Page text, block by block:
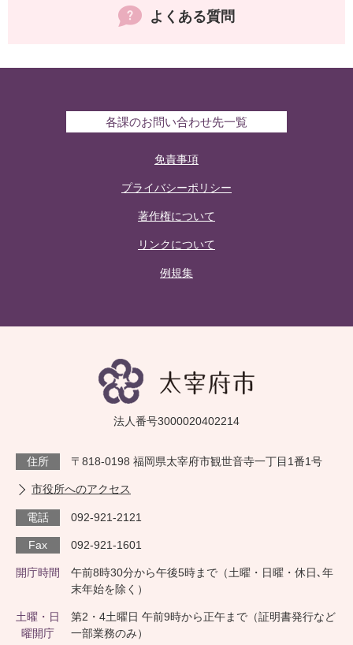
よくある質問
各課のお問い合わせ先一覧
免責事項
プライバシーポリシー
著作権について
リンクについて
例規集
法人番号3000020402214
住所 〒818-0198 福岡県太宰府市観世音寺一丁目1番1号
市役所へのアクセス
電話 092-921-2121
Fax 092-921-1601
開庁時間
午前8時30分から午後5時まで（土曜・日曜・休日､年
末年始を除く）
土曜・日
曜開庁
第2・4土曜日 午前9時から正午まで（証明書発行など
一部業務のみ）